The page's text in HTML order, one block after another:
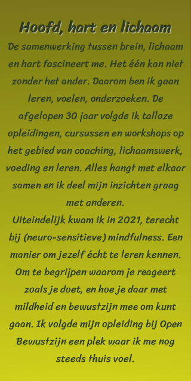
Hoofd, hart en lichaam
De samenwerking tussen brein, lichaam
en hart fascineert me. Het één kan niet
zonder het ander. Daarom ben ik gaan
leren, voelen, onderzoeken. De
afgelopen 30 jaar volgde ik talloze
opleidingen, cursussen en workshops op
het gebied van coaching, lichaamswerk,
voeding en leren. Alles hangt met elkaar
samen en ik deel mijn inzichten graag
met anderen.
Uiteindelijk kwam ik in 2021, terecht
bij (neuro-sensitieve) mindfulness. Een
manier om jezelf écht te leren kennen.
Om te begrijpen waarom je reageert
zoals je doet, en hoe je daar met
mildheid en bewustzijn mee om kunt
gaan. Ik volgde mijn opleiding bij Open
Bewustzijn een plek waar ik me nog
steeds thuis voel.